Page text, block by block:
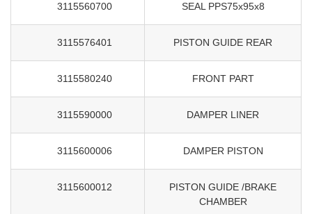
3115560700 SEAL PPS75x95x8
3115576401 PISTON GUIDE REAR
3115580240 FRONT PART
3115590000 DAMPER LINER
3115600006 DAMPER PISTON
3115600012
PISTON GUIDE /BRAKE
CHAMBER